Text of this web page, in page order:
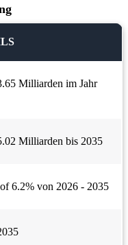
Milliarden im Jahr
Milliarden bis 2035
6.2% von 2026 - 2035